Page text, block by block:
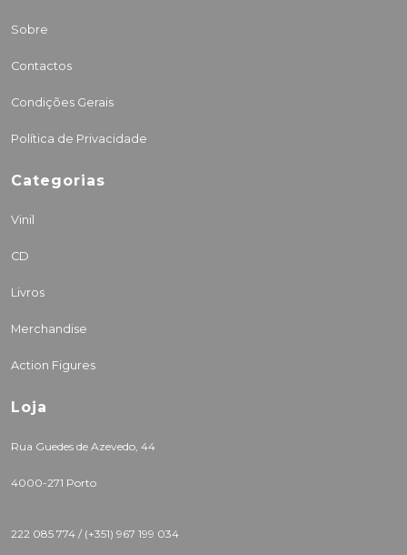
Sobre
Contactos
Condições Gerais
Política de Privacidade
Categorias
Vinil
CD
Livros
Merchandise
Action Figures
Loja
Rua Guedes de Azevedo, 44
4000-271 Porto
222 085 774 / (+351) 967 199 034